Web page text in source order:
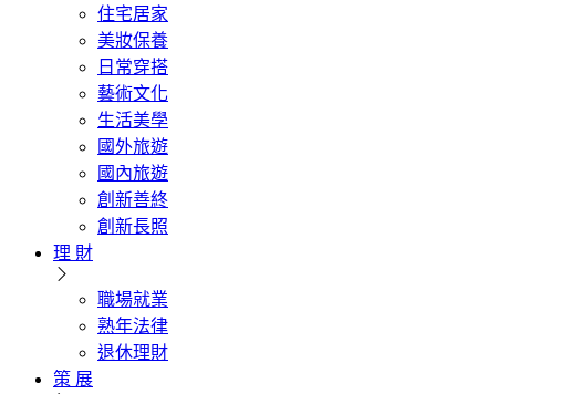
住宅居家
美妝保養
日常穿搭
藝術文化
生活美學
國外旅遊
國內旅遊
創新善終
創新長照
理 財
職場就業
熟年法律
退休理財
策 展